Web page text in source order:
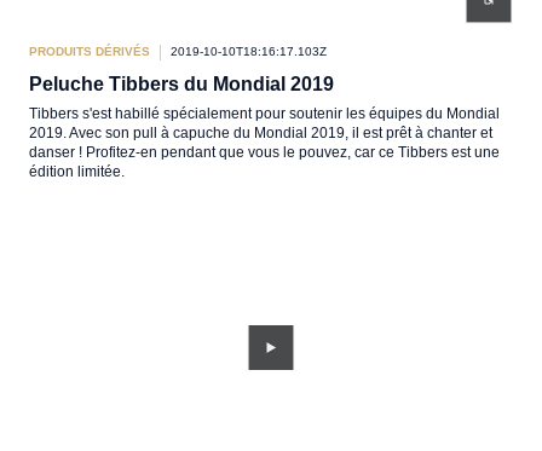
PRODUITS DÉRIVÉS 2019-10-10T18:16:17.103Z
Peluche Tibbers du Mondial 2019
Tibbers s'est habillé spécialement pour soutenir les équipes du Mondial
2019. Avec son pull à capuche du Mondial 2019, il est prêt à chanter et
danser ! Profitez-en pendant que vous le pouvez, car ce Tibbers est une
édition limitée.